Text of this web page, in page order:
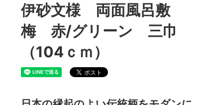
伊砂文様 両面風呂敷
梅 赤/グリーン 三巾
（104ｃｍ）